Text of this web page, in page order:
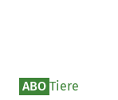
ABO Tiere